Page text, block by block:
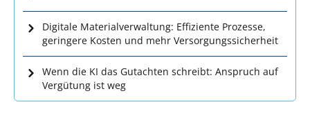
Digitale Materialverwaltung: Effiziente Prozesse,
geringere Kosten und mehr Versorgungssicherheit
Wenn die KI das Gutachten schreibt: Anspruch auf
Vergütung ist weg